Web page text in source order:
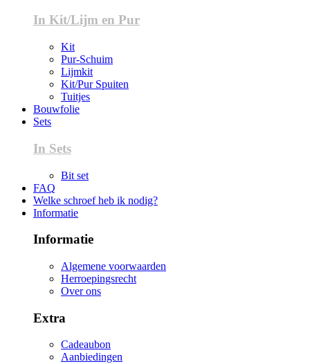
In Kit/Lijm en Pur
Kit
Pur-Schuim
Lijmkit
Kit/Pur Spuiten
Tuitjes
Bouwfolie
Sets
In Sets
Bit set
FAQ
Welke schroef heb ik nodig?
Informatie
Informatie
Algemene voorwaarden
Herroepingsrecht
Over ons
Extra
Cadeaubon
Aanbiedingen